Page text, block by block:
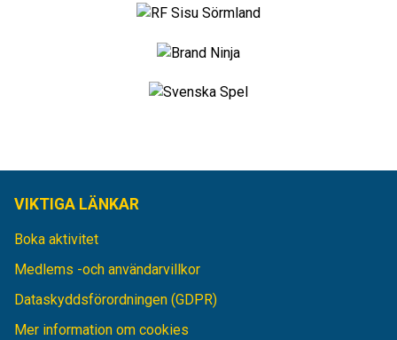
VIKTIGA LÄNKAR
Boka aktivitet
Medlems -och användarvillkor
Dataskyddsförordningen (GDPR)
Mer information om cookies